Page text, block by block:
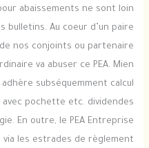
abaissements ne sont loin
bulletins. Au coeur d’un paire
nos conjoints ou partenaire
va abuser ce PEA. Mien
subséquemment calcul
pochette etc. dividendes
En outre, le PEA Entreprise
les estrades de règlement